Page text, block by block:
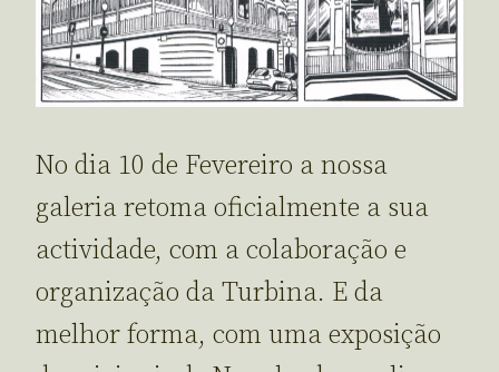
No dia 10 de Fevereiro a nossa
galeria retoma oficialmente a sua
actividade, com a colaboração e
organização da Turbina. E da
melhor forma, com uma exposição